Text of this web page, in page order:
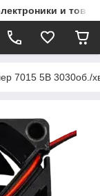
и
7015 5В 3030об./